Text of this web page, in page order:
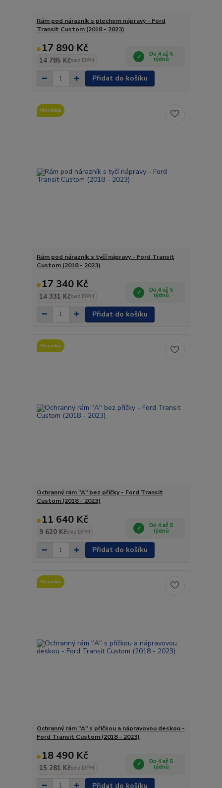
Rám pod nárazník s plechem nápravy - Ford
Transit Custom (2018 - 2023)
17 890 Kč
14 785 Kčbez DPH
Do 4 až 5
týdnů
Přidat do košíku
Novinka
Rám pod nárazník s tyčí nápravy - Ford Transit
Custom (2018 - 2023)
17 340 Kč
14 331 Kčbez DPH
Do 4 až 5
týdnů
Přidat do košíku
Novinka
Ochranný rám "A" bez příčky - Ford Transit
Custom (2018 - 2023)
11 640 Kč
9 620 Kčbez DPH
Do 4 až 5
týdnů
Přidat do košíku
Novinka
Ochranný rám "A" s příčkou a nápravovou deskou -
Ford Transit Custom (2018 - 2023)
18 490 Kč
15 281 Kčbez DPH
Do 4 až 5
týdnů
Přidat do košíku